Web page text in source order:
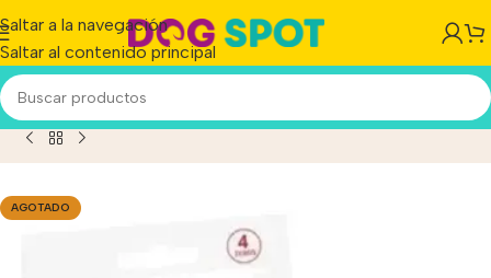
Saltar a la navegación
Saltar al contenido principal
Premium Para Gatos Sabor Pollo X 4 Tubos 40 GS
AGOTADO